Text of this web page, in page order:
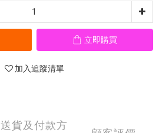
立即購買
加入追蹤清單
送貨及付款方